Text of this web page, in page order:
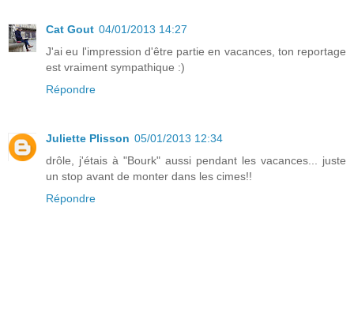
Cat Gout 04/01/2013 14:27
J'ai eu l'impression d'être partie en vacances, ton reportage
est vraiment sympathique :)
Répondre
Juliette Plisson 05/01/2013 12:34
drôle, j'étais à "Bourk" aussi pendant les vacances... juste
un stop avant de monter dans les cimes!!
Répondre